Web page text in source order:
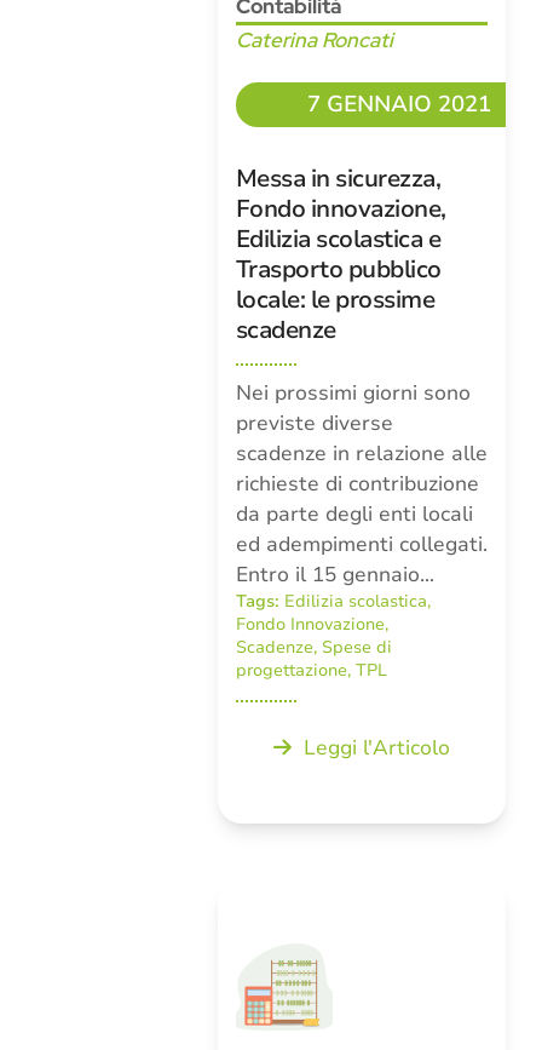
Contabilità
Caterina Roncati
7 GENNAIO 2021
Messa in sicurezza,
Fondo innovazione,
Edilizia scolastica e
Trasporto pubblico
locale: le prossime
scadenze
Nei prossimi giorni sono
previste diverse
scadenze in relazione alle
richieste di contribuzione
da parte degli enti locali
ed adempimenti collegati.
Entro il 15 gennaio…
Tags: Edilizia scolastica,
Fondo Innovazione,
Scadenze, Spese di
progettazione, TPL
Leggi l'Articolo